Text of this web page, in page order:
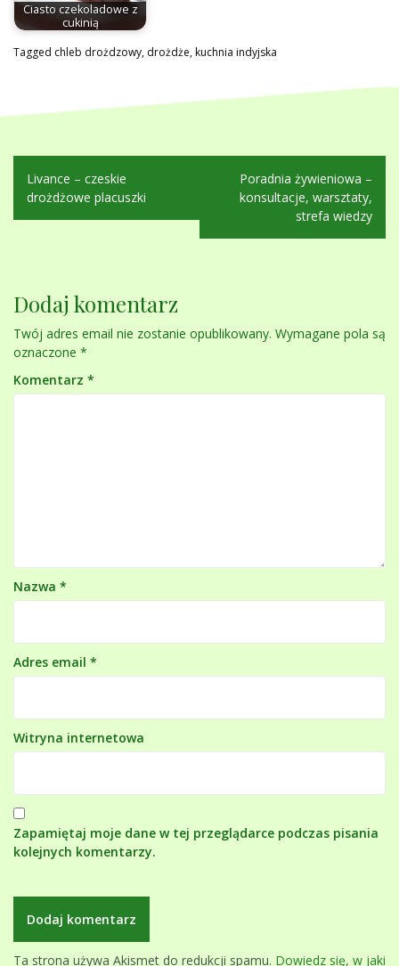
Ciasto czekoladowe z
cukinią
Tagged chleb drożdzowy, drożdże,kuchnia indyjska
Nawigacja
wpisu
Livance – czeskie
drożdżowe placuszki
Poradnia żywieniowa –
konsultacje, warsztaty,
strefa wiedzy
Dodaj komentarz
Twój adres email nie zostanie opublikowany. Wymagane pola są
oznaczone *
Komentarz *
Nazwa *
Adres email *
Witryna internetowa
Zapamiętaj moje dane w tej przeglądarce podczas pisania
kolejnych komentarzy.
Ta strona używa Akismet do redukcji spamu. Dowiedz się, w jaki